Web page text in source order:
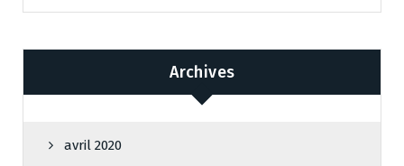
Archives
avril 2020